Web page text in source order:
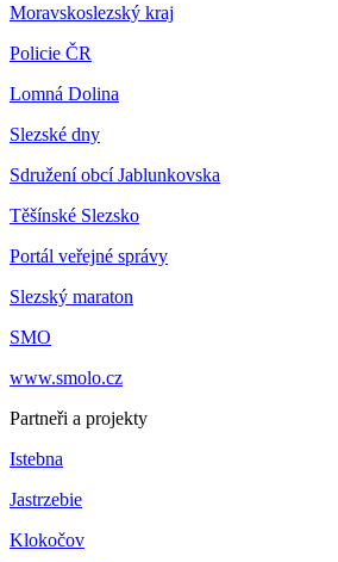
Moravskoslezský kraj
Policie ČR
Lomná Dolina
Slezské dny
Sdružení obcí Jablunkovska
Těšínské Slezsko
Portál veřejné správy
Slezský maraton
SMO
www.smolo.cz
Partneři a projekty
Istebna
Jastrzebie
Klokočov